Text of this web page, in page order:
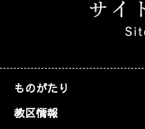
ものがたり
教区情報